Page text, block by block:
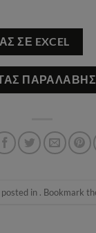
ΣΕ EXCEL
ΠΑΡΑΛΑΒΉΣ
in . Bookmark